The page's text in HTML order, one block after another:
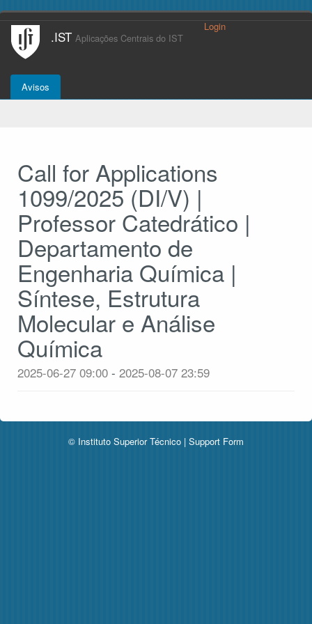
.IST Aplicações Centrais do IST
Login
Avisos
Call for Applications
1099/2025 (DI/V) |
Professor Catedrático |
Departamento de
Engenharia Química |
Síntese, Estrutura
Molecular e Análise
Química
2025-06-27 09:00 - 2025-08-07 23:59
© Instituto Superior Técnico | Support Form